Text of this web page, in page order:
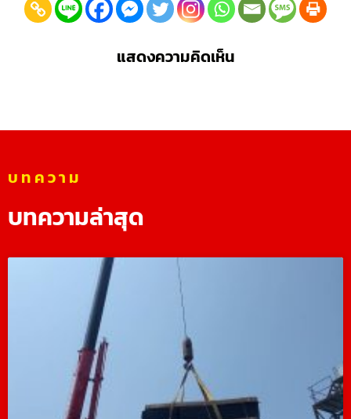
แสดงความคิดเห็น
บทความ
บทความล่าสุด